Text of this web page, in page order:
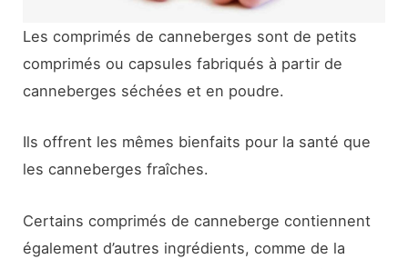
Les comprimés de canneberges sont de petits
comprimés ou capsules fabriqués à partir de
canneberges séchées et en poudre.
Ils offrent les mêmes bienfaits pour la santé que
les canneberges fraîches.
Certains comprimés de canneberge contiennent
également d’autres ingrédients, comme de la